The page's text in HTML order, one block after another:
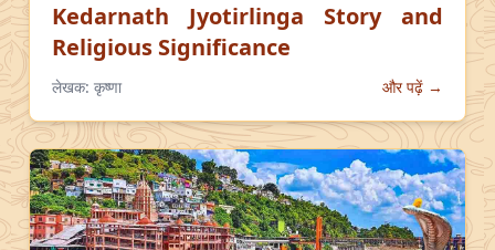
Kedarnath Jyotirlinga Story and
Religious Significance
लेखक: कृष्णा और पढ़ें →